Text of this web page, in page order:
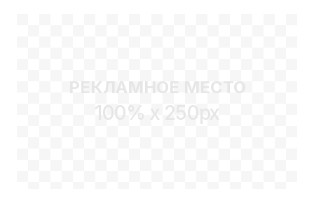
РЕКЛАМНОЕ МЕСТО
100% x 250px